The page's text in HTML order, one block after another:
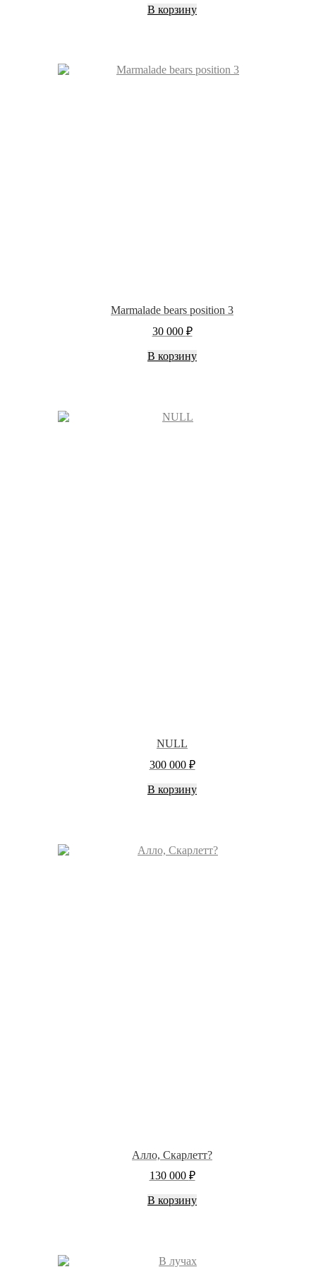
В корзину
Marmalade bears position 3
30 000 ₽
В корзину
NULL
300 000 ₽
В корзину
Алло, Скарлетт?
130 000 ₽
В корзину